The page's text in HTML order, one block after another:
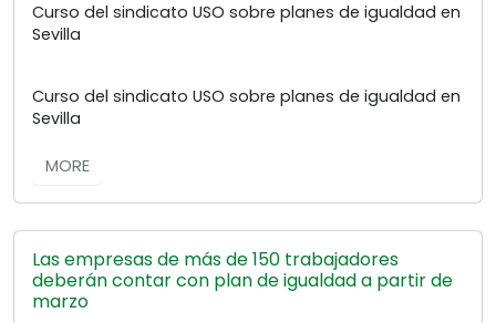
Curso del sindicato USO sobre planes de igualdad en
Sevilla
Curso del sindicato USO sobre planes de igualdad en
Sevilla
MORE
Las empresas de más de 150 trabajadores
deberán contar con plan de igualdad a partir de
marzo